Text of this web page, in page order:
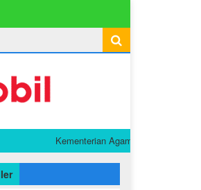
Kementerian Agama Raih Popular